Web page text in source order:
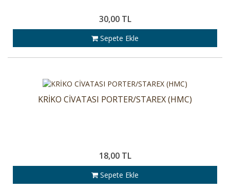
30,00 TL
Sepete Ekle
KRİKO CİVATASI PORTER/STAREX (HMC)
18,00 TL
Sepete Ekle